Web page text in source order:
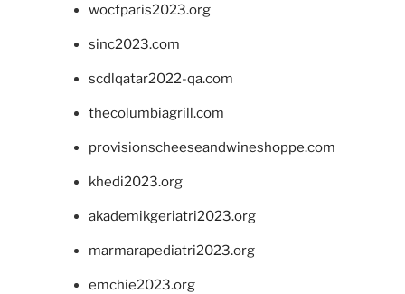
wocfparis2023.org
sinc2023.com
scdlqatar2022-qa.com
thecolumbiagrill.com
provisionscheeseandwineshoppe.com
khedi2023.org
akademikgeriatri2023.org
marmarapediatri2023.org
emchie2023.org